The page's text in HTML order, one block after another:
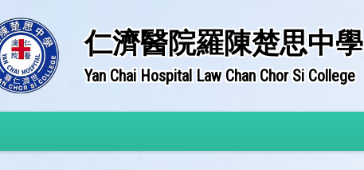
仁濟醫院羅陳楚思中學
Yan Chai Hospital Law Chan Chor Si College